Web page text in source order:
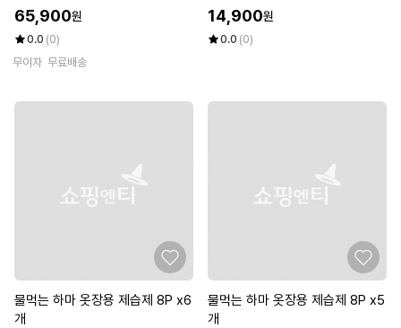
65,900원
0.0 (0)
무이자 무료배송
14,900원
0.0 (0)
물먹는 하마 옷장용 제습제 8P x6
개
물먹는 하마 옷장용 제습제 8P x5
개